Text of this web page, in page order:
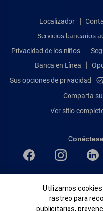
Localizador
Servicios bancarios
Privacidad de los niños
Banca en Línea
Sus opciones de privacidad
Ver sitio
Igualdad de oportunidades
© 2026 Bank of
Banner de Cookies
Utilizamos
rastreo para
publicitarios,